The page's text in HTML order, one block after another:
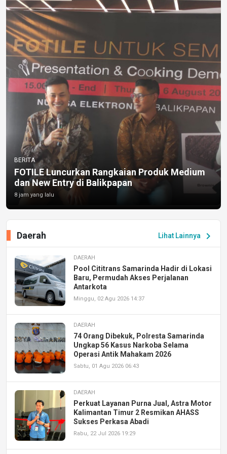
BERITA
FOTILE Luncurkan Rangkaian Produk Medium
dan New Entry di Balikpapan
8 jam yang lalu
Lihat Lainnya chevron_right
Daerah
DAERAH
Pool Cititrans Samarinda Hadir di Lokasi
Baru, Permudah Akses Perjalanan
Antarkota
Minggu, 02 Agu 2026 14:37
DAERAH
74 Orang Dibekuk, Polresta Samarinda
Ungkap 56 Kasus Narkoba Selama
Operasi Antik Mahakam 2026
Sabtu, 01 Agu 2026 06:43
DAERAH
Perkuat Layanan Purna Jual, Astra Motor
Kalimantan Timur 2 Resmikan AHASS
Sukses Perkasa Abadi
Rabu, 22 Jul 2026 19:29